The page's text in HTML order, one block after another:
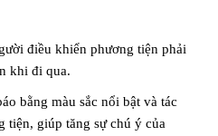
điều khiển phương tiện phải
khi đi qua.
bằng màu sắc nổi bật và tác
tiện, giúp tăng sự chú ý của